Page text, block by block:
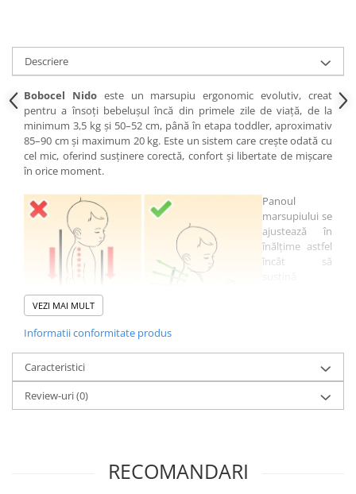
Descriere
Bobocel Nidoeste un marsupiu ergonomic evolutiv, creat
pentru a însoți bebelușul încă din primele zile de viață, de la
minimum 3,5 kg și 50–52 cm, până în etapa toddler, aproximativ
85–90 cm și maximum 20 kg. Este un sistem care crește odată cu
cel mic, oferind susținere corectă, confort și libertate de mișcare
în orice moment.
Panoul
marsupiului se
ajustează în
înălțime astfel
încât să
formă de „C”.
În partea
superioară,
Bobocel Nido
este prevăzut
VEZI MAI MULT
Informatii conformitate produs
Caracteristici
Review-uri(0)
RECOMANDARI